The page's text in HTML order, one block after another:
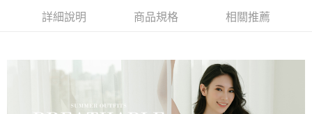
【注意事項】
買賣價金債權讓與本公司後，依約使用本公司帳單繳交帳款。
2.基於同意付款使用「大哥付你分期」之契約關係目的，商店將以您的個人
資料（包含姓名、電話或地址）提供予台灣大哥大進項蒐集、處理及利用，
由本公司與您本人進行分期帳單所需資料之確認、核對及更正。
3.完整用戶服務條款，請詳閱以下連結：
https://oppay.tw/userRule
３．收到繳費通知簡訊後14天內，點擊此簡訊中的連結，可透過四大超商／
※ 交易是否成功請以「AFTEE先享後付 」之結帳頁面顯示為準，若有關於
是否繳費成功／繳費後需取消欲退款等相關疑問，請聯繫「AFTEE先享後付
客戶支援中心」 https://netprotections.freshdesk.com/support/home
全家取貨付款
每筆NT$80，滿NT$499(含以上)免運費
萊爾富取貨付款
詳細說明 商品規格 相關推薦